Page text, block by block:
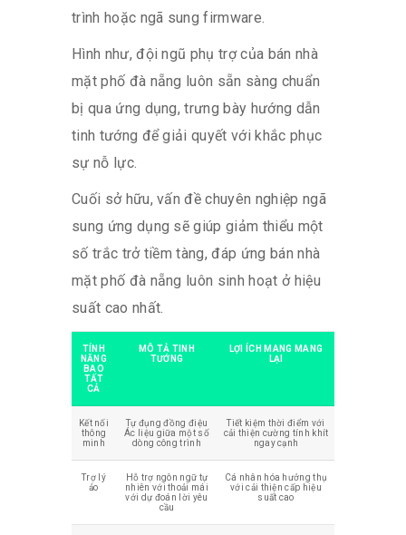
trình hoặc ngã sung firmware.
Hình như, đội ngũ phụ trợ của bán nhà
mặt phố đà nẵng luôn sẵn sàng chuẩn
bị qua ứng dụng, trưng bày hướng dẫn
tinh tướng để giải quyết với khắc phục
sự nỗ lực.
Cuối sở hữu, vấn đề chuyên nghiệp ngã
sung ứng dụng sẽ giúp giảm thiểu một
số trắc trở tiềm tàng, đáp ứng bán nhà
mặt phố đà nẵng luôn sinh hoạt ở hiệu
suất cao nhất.
TÍNH
NĂNG
BAO
TẤT
CẢ
MÔ TẢ TINH
TƯỚNG
LỢI ÍCH MANG MANG
LẠI
Kết nối
thông
minh
Tự đụng đồng điệu
Ác liệu giữa một số
dòng công trình
Tiết kiệm thời điểm với
cải thiện cường tính khít
ngay cạnh
Trợ lý
ảo
Hỗ trợ ngôn ngữ tự
nhiên với thoải mái
với dự đoán lời yêu
cầu
Cá nhân hóa hưởng thụ
với cải thiện cấp hiệu
suất cao